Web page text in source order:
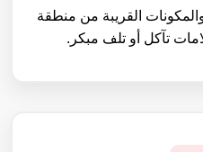
القريبة من منطقة
تآكل أو تلف مبكر.